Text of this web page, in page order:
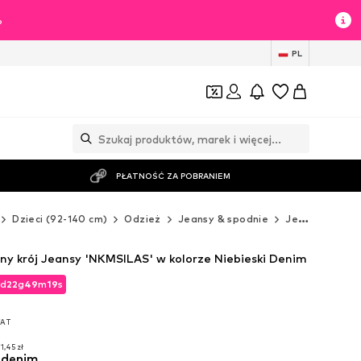
PL
PŁATNOŚĆ ZA POBRANIEM
Dzieci (92-140 cm) Odzież Jeansy & spodnie Jeansy
d22g49m17s
zł
d22g49m17s
krój Jeansy 'NKMSILAS' w kolorze Niebieski Denim